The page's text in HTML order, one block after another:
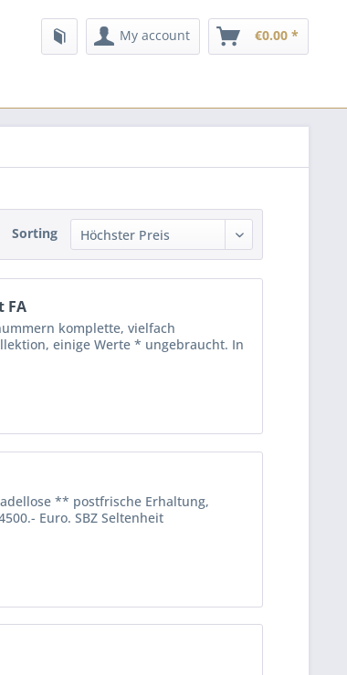
My account €0.00 *
Sorting
FA
komplette, vielfach
einige Werte * ungebraucht. In
** postfrische Erhaltung,
Euro. SBZ Seltenheit